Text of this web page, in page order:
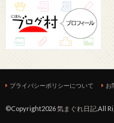
プライバシーポリシーについて お
©Copyright2026気まぐれ日記.All